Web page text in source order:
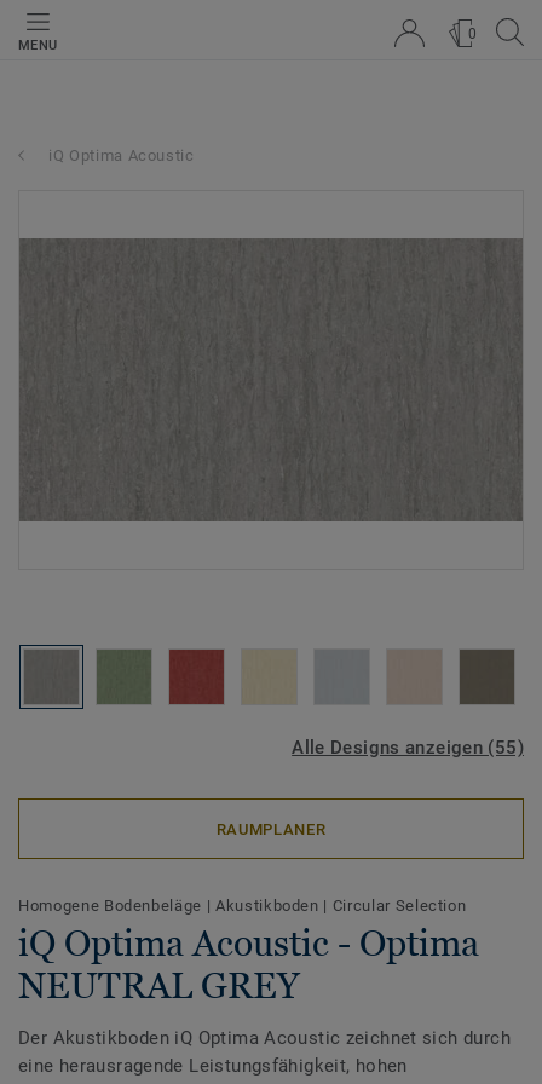
MENU
0
iQ Optima Acoustic
Alle Designs anzeigen (55)
RAUMPLANER
Homogene Bodenbeläge | Akustikboden | Circular Selection
iQ Optima Acoustic - Optima
NEUTRAL GREY
Der Akustikboden iQ Optima Acoustic zeichnet sich durch
eine herausragende Leistungsfähigkeit, hohen